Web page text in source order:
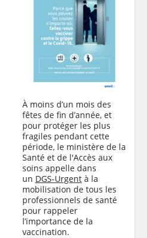
À moins d’un mois des
fêtes de fin d’année, et
pour protéger les plus
fragiles pendant cette
période, le ministère de la
Santé et de l'Accès aux
soins appelle dans
un DGS-Urgent à la
mobilisation de tous les
professionnels de santé
pour rappeler
l’importance de la
vaccination.